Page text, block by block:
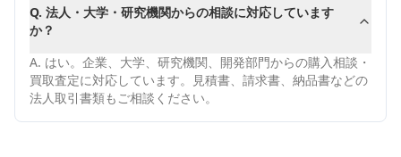
Q. 法人・大学・研究機関からの相談に対応しています
か？
A. はい。企業、大学、研究機関、開発部門からの購入相談・
買取査定に対応しています。見積書、請求書、納品書などの
法人取引書類もご相談ください。